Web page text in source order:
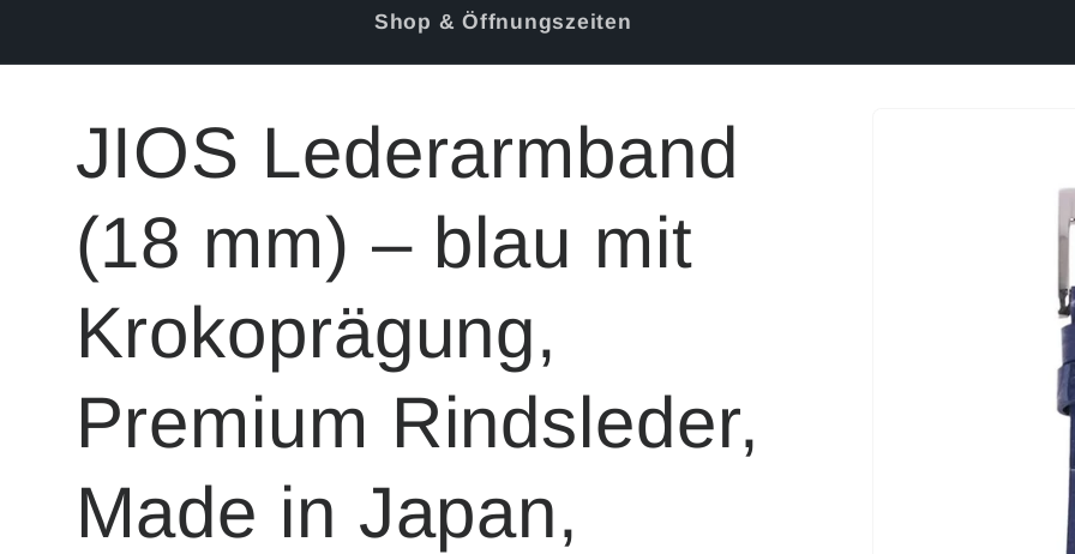
Shop & Öffnungszeiten
JIOS Lederarmband
(18 mm) – blau mit
Krokoprägung,
Premium Rindsleder,
Made in Japan,